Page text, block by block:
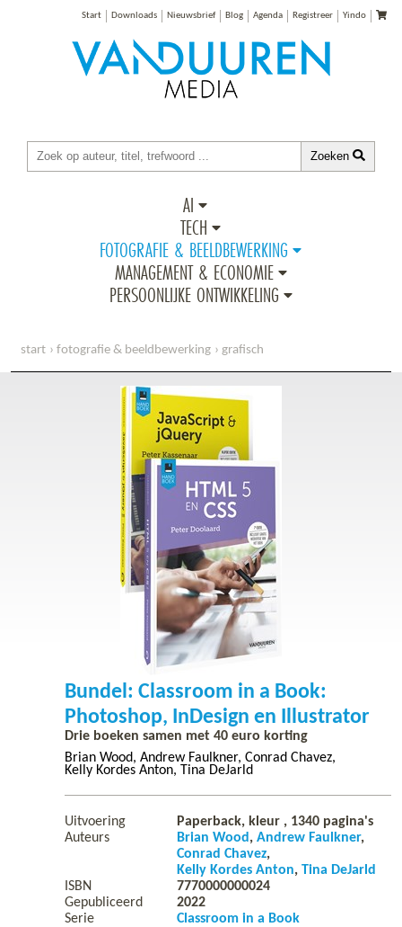
Start Downloads Nieuwsbrief Blog Agenda Registreer Yindo
Zoeken
AI
TECH
FOTOGRAFIE & BEELDBEWERKING
MANAGEMENT & ECONOMIE
PERSOONLIJKE ONTWIKKELING
start fotografie & beeldbewerking grafisch
bundel: classroom in a book: photoshop, indesign en illustrator
Bundel: Classroom in a Book:
Photoshop, InDesign en Illustrator
Drie boeken samen met 40 euro korting
Brian Wood Andrew Faulkner Conrad Chavez
Kelly Kordes Anton Tina DeJarld
Uitvoering Paperback, kleur , 1340 pagina's
Auteurs
Brian Wood
Andrew Faulkner
Conrad Chavez
Kelly Kordes Anton Tina DeJarld
ISBN
7770000000024
Gepubliceerd
2022
Serie
Classroom in a Book